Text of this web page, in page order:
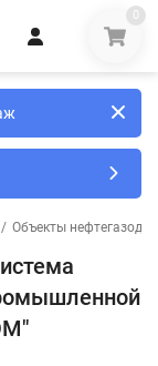
0
/ Объекты